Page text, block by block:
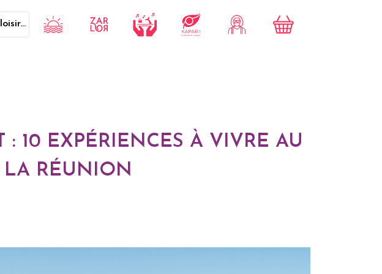
10 EXPÉRIENCES À VIVRE AU
RÉUNION